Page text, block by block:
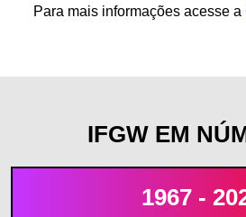
Para mais informações acesse a
IFGW EM
1967 -